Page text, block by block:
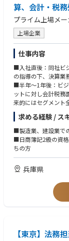
算、会計・税務
プライム上場メ
上場企業
仕事内容
■入社直後：同社ビ
の指導の下、決算業
■半年～1年後：ビ
ットに対し会計税務
来的にはセグメント
す。
業務比率は、業績管
理検討（20%)、指
エンジニアリングセ
https://
求める経験 / ス
■製造業、建設業で
■日商簿記2級の資
ちの方
兵庫県
【東京】法務